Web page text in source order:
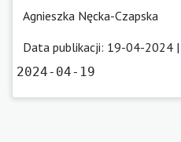
Agnieszka Nęcka-Czapska
Data publikacji: 19-04-2024 |
2024-04-19